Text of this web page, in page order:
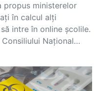
propus ministerelor
în calcul alți
intre în online școlile.
Național…